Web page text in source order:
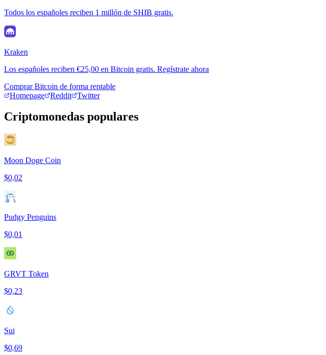
Todos los españoles reciben 1 millón de SHIB gratis.
Kraken
Los españoles reciben €25,00 en Bitcoin gratis. Regístrate ahora
Comprar Bitcoin de forma rentable
Homepage
Reddit Twitter
Criptomonedas populares
Moon Doge Coin
$0,02
Pudgy Penguins
$0,01
GRVT Token
$0,23
Sui
$0,69